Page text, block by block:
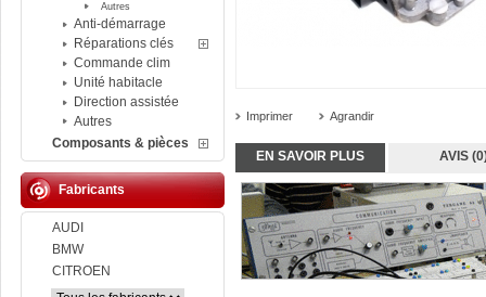
Autres
Anti-démarrage
Réparations clés
Commande clim
Unité habitacle
Direction assistée
Autres
Composants & pièces
Fabricants
AUDI
BMW
CITROEN
Imprimer Agrandir
EN SAVOIR PLUS AVIS